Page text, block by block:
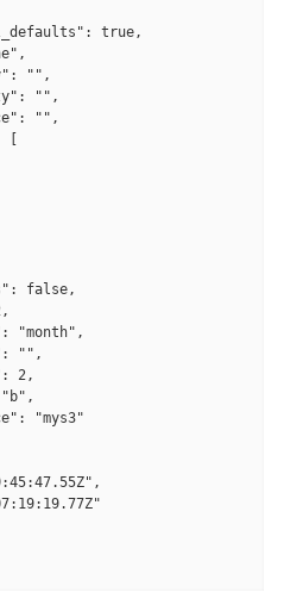
true,
"",
"",
"",
[
false,
"month",
"",
2,
"mys3"